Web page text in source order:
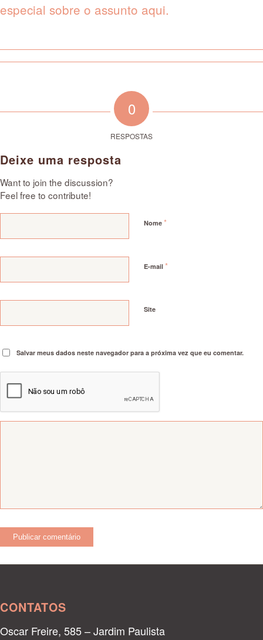
especial sobre o assunto aqui.
0
RESPOSTAS
Deixe uma resposta
Want to join the discussion?
Feel free to contribute!
Nome *
E-mail *
Site
Salvar meus dados neste navegador para a próxima vez que eu comentar.
CONTATOS
Oscar Freire, 585 – Jardim Paulista